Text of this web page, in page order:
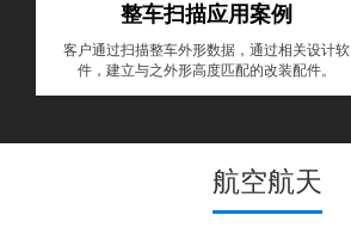
整车扫描应用案例
客户通过扫描整车外形数据，通过相关设计软
件，建立与之外形高度匹配的改装配件。
航空航天